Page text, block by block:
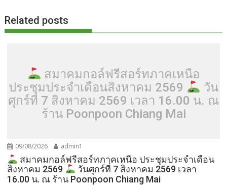
Related posts
สมาคมกอล์ฟรีสอร์ทภาคเหนือ
ประชุมประจำเดือนสิงหาคม 2569
วัน
ศุกร์ที่ 7 สิงหาคม 2569 เวลา 16.00 น. ณ
ร้าน Poonpoon Chiang Mai
09/08/2026 admin1
สมาคมกอล์ฟรีสอร์ทภาคเหนือ ประชุมประจำเดือน
สิงหาคม 2569
วันศุกร์ที่ 7 สิงหาคม 2569 เวลา
16.00 น. ณ ร้าน Poonpoon Chiang Mai